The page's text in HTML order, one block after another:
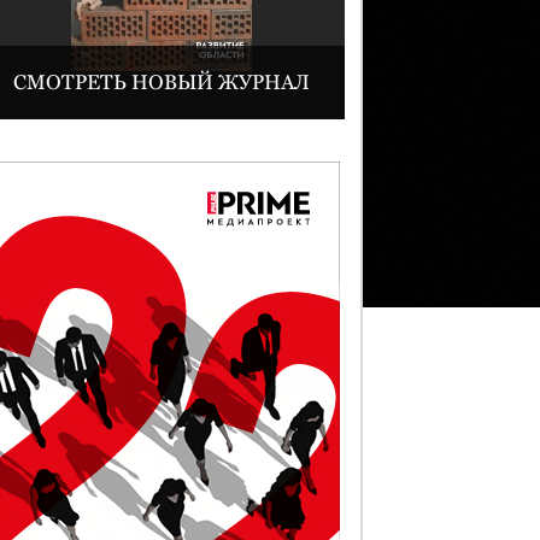
СМОТРЕТЬ НОВЫЙ ЖУРНАЛ